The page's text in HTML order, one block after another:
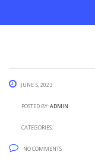
June 5, 2023
Posted by:admin
Categories:
No Comments